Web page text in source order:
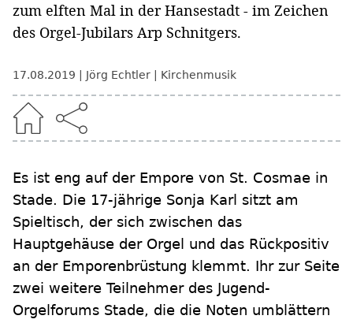
zum elften Mal in der Hansestadt - im Zeichen
des Orgel-Jubilars Arp Schnitgers.
17.08.2019 Jörg Echtler Kirchenmusik
Es ist eng auf der Empore von St. Cosmae in
Stade. Die 17-jährige Sonja Karl sitzt am
Spieltisch, der sich zwischen das
Hauptgehäuse der Orgel und das Rückpositiv
an der Emporenbrüstung klemmt. Ihr zur Seite
zwei weitere Teilnehmer des Jugend-
Orgelforums Stade, die die Noten umblättern